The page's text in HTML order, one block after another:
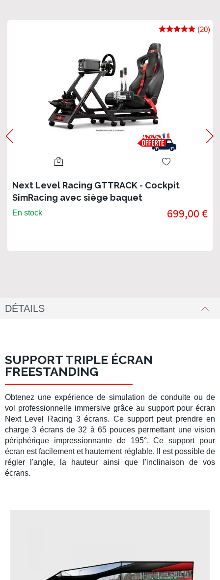
Next Level Racing GTTRACK - Cockpit
SimRacing avec siège baquet
(20)
En stock 699,00 €
DÉTAILS
SUPPORT TRIPLE ÉCRAN
FREESTANDING
Obtenez une expérience de simulation de conduite ou de
vol
professionnelle immersive grâce au support pour écran
Next Level Racing 3 écrans. Ce support peut prendre en
charge 3 écransde32 à 65 pouces permettant unevision
périphérique impressionnante de 195°. Cesupport pour
écran est facilement et hautement réglable. Il est possible de
régler l'angle, la hauteur ainsi que l 'inclinaison de vos
écrans.